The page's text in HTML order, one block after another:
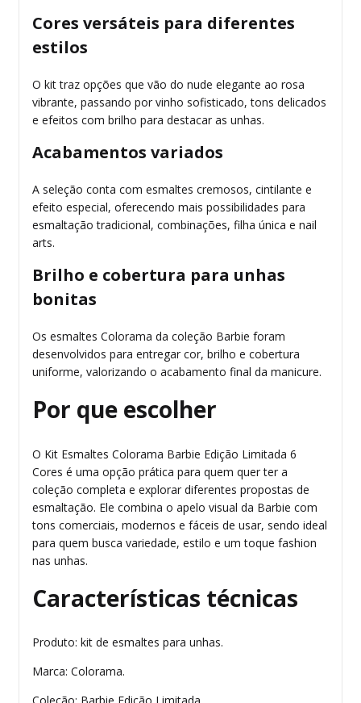
Cores versáteis para diferentes
estilos
O kit traz opções que vão do nude elegante ao rosa
vibrante, passando por vinho sofisticado, tons delicados
e efeitos com brilho para destacar as unhas.
Acabamentos variados
A seleção conta com esmaltes cremosos, cintilante e
efeito especial, oferecendo mais possibilidades para
esmaltação tradicional, combinações, filha única e nail
arts.
Brilho e cobertura para unhas
bonitas
Os esmaltes Colorama da coleção Barbie foram
desenvolvidos para entregar cor, brilho e cobertura
uniforme, valorizando o acabamento final da manicure.
Por que escolher
O Kit Esmaltes Colorama Barbie Edição Limitada 6
Cores é uma opção prática para quem quer ter a
coleção completa e explorar diferentes propostas de
esmaltação. Ele combina o apelo visual da Barbie com
tons comerciais, modernos e fáceis de usar, sendo ideal
para quem busca variedade, estilo e um toque fashion
nas unhas.
Características técnicas
Produto: kit de esmaltes para unhas.
Marca: Colorama.